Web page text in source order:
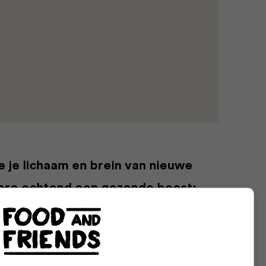
lichaam en brein van nieuwe
ochtend een gezonde boost:
ongelooflijk voedzaam en zalm